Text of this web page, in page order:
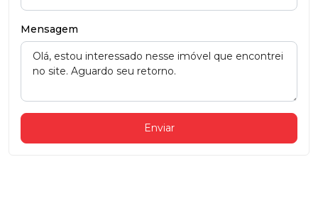
Mensagem
Enviar